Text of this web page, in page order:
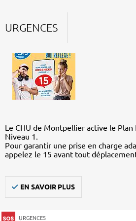
URGENCES
Le CHU de Montpellier active le Plan
Niveau 1.
Pour garantir une prise en charge
appelez le 15 avant tout
EN SAVOIR PLUS
URGENCES